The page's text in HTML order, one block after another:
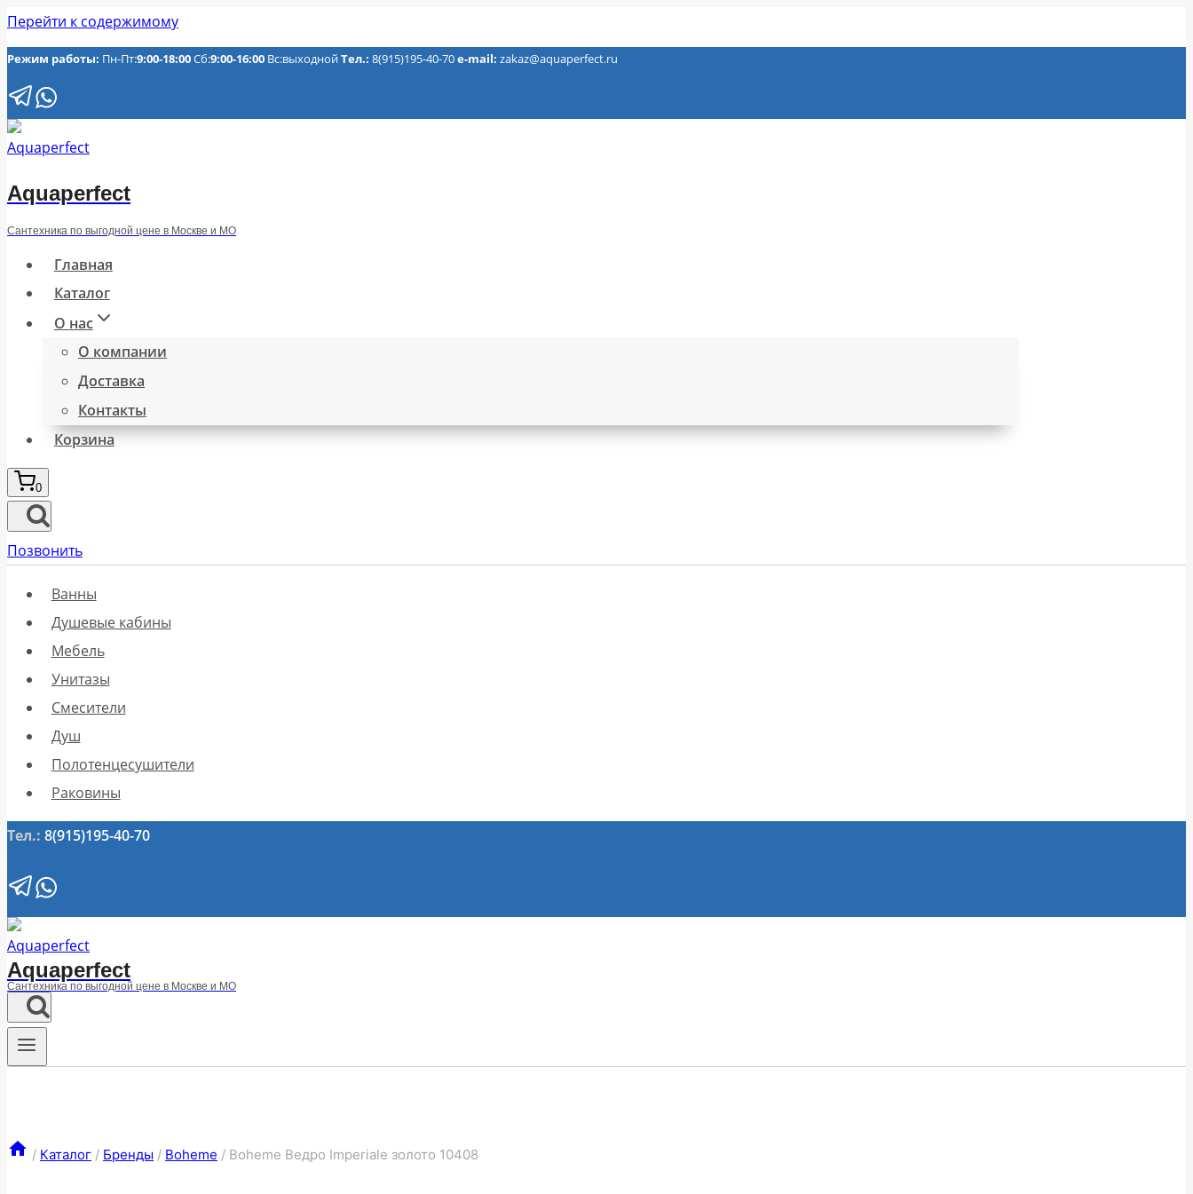
Перейти к содержимому
Режим работы: Пн-Пт:9:00-18:00Сб:9:00-16:00 Вс:выходнойТел.: 8(915)195-40-70e-mail: zakaz@aquaperfect.ru
Aquaperfect
Сантехника по выгодной цене в Москве и МО
Главная
Каталог
О нас
О компании
Доставка
Контакты
Корзина
0
Позвонить
Ванны
Душевые кабины
Мебель
Унитазы
Смесители
Душ
Полотенцесушители
Раковины
Тел.: 8(915)195-40-70
Aquaperfect
Сантехника по выгодной цене в Москве и МО
/ Каталог / Бренды / Boheme / Boheme Ведро Imperiale золото 10408